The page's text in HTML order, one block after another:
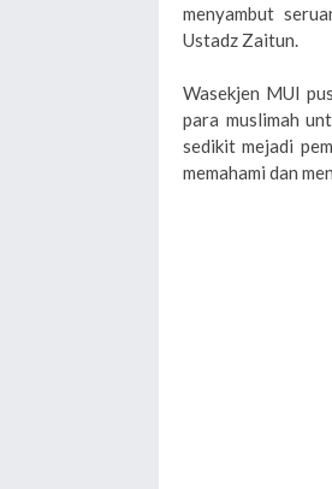
menyambut
Ustadz Zaitun.
Wasekjen MUI
para muslimah
sedikit mejadi
memahami dan